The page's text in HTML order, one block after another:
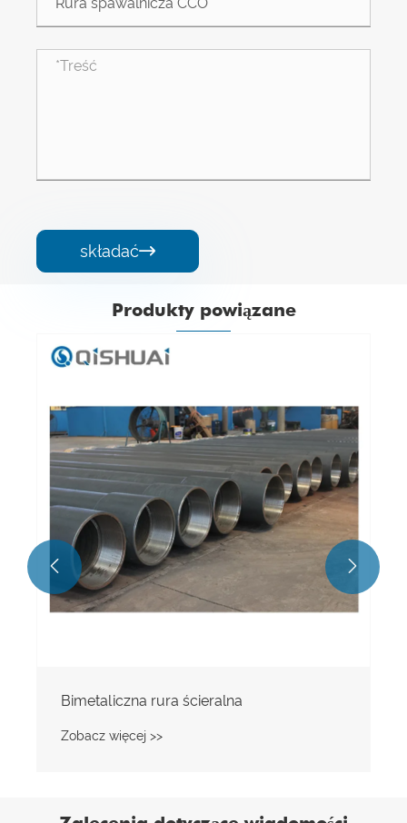
składać
Produkty powiązane
Zobacz więcej >>
 